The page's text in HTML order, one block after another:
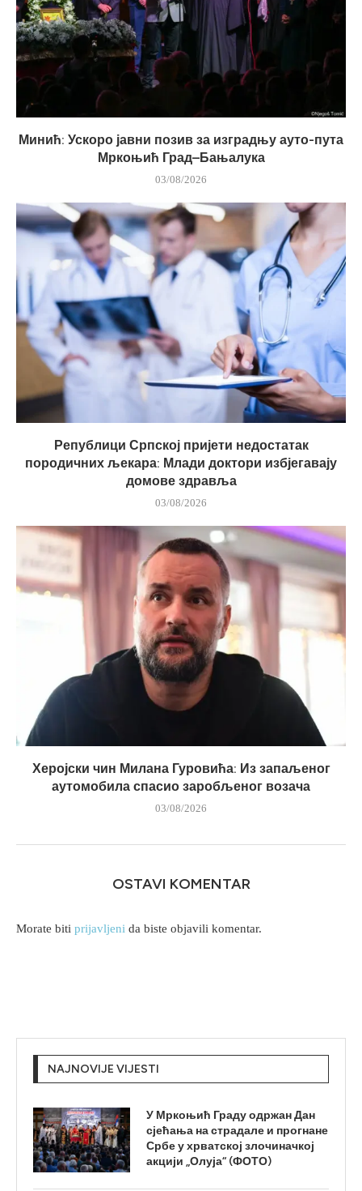
Минић: Ускоро јавни позив за изградњу ауто-пута
Мркоњић Град–Бањалука
03/08/2026
Републици Српској пријети недостатак
породичних љекара: Млади доктори избјегавају
домове здравља
03/08/2026
Херојски чин Милана Гуровића: Из запаљеног
аутомобила спасио заробљеног возача
03/08/2026
OSTAVI KOMENTAR
Morate biti prijavljeni da biste objavili komentar.
NAJNOVIJE VIJESTI
У Мркоњић Граду одржан Дан
сјећања на страдале и прогнане
Србе у хрватској злочиначкој
акцији „Олуја“ (ФОТО)